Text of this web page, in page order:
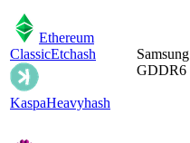
Ethereum
ClassicEtchash
KaspaHeavyhash
Samsung
GDDR6